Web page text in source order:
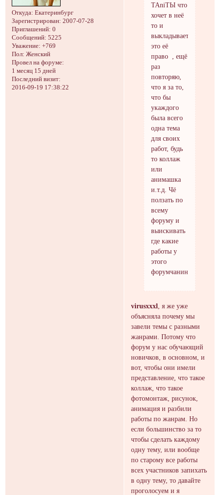
Откуда: Екатеринбург
Зарегистрирован: 2007-07-28
Приглашений: 0
Сообщений: 5225
Уважение: +769
Пол: Женский
Провел на форуме:
1 месяц 15 дней
Последний визит:
2016-09-19 17:38:22
TAniTЫ что
хочет в неё
то и
выкладывает
это её
право , ещё
раз
повторяю,
что я за то,
что бы
укаждого
была всего
одна тема
для своих
работ, будь
то коллаж
или
анимашка
и.т.д. Чё
ползать по
всему
форуму и
выискивать
где какие
работы у
этого
форумчанина???
virusxxxl , я же уже
объясняла почему мы
завели темы с разными
жанрами. Потому что
форум у нас обучающий
новичков, в основном, и
вот, чтобы они имели
представление, что такое
коллаж, что такое
фотомонтаж, рисунок,
анимация и разбили
работы по жанрам. Но
если большинство за то
чтобы сделать каждому
одну тему, или вообще
по старому все работы
всех участников запихать
в одну тему, то давайте
проголосуем и я